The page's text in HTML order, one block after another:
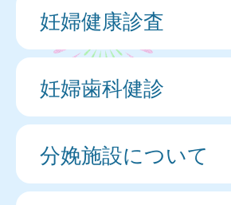
妊婦健康診査
妊婦歯科健診
分娩施設について